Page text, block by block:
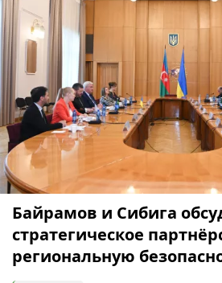
Байрамов и Сибига
стратегическое
региональную